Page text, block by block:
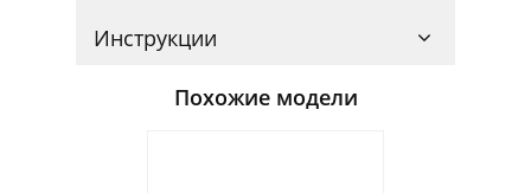
Инструкции
Похожие модели